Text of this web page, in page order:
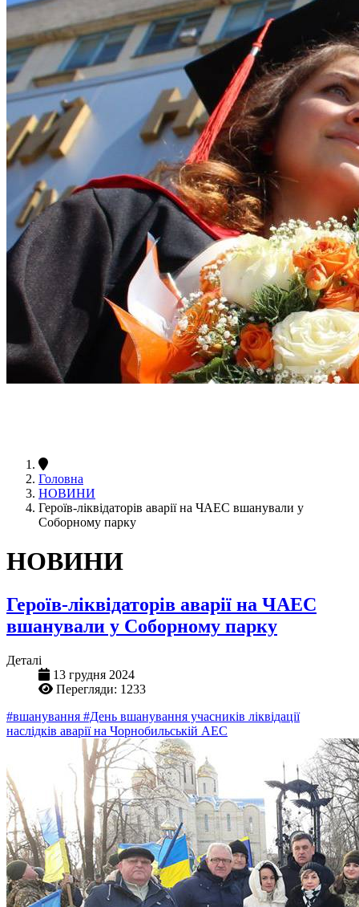
Головна
НОВИНИ
Героїв-ліквідаторів аварії на ЧАЕС вшанували у
Соборному парку
НОВИНИ
Героїв-ліквідаторів аварії на ЧАЕС
вшанували у Соборному парку
Деталі
13 грудня 2024
Перегляди: 1233
#вшанування #День вшанування учасників ліквідації
наслідків аварії на Чорнобильській АЕС